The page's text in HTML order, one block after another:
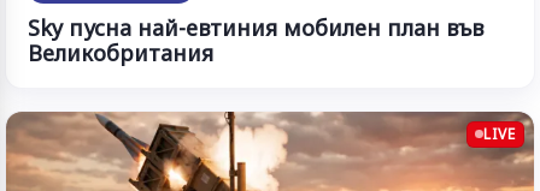
Sky пусна най-евтиния мобилен план във
Великобритания
LIVE